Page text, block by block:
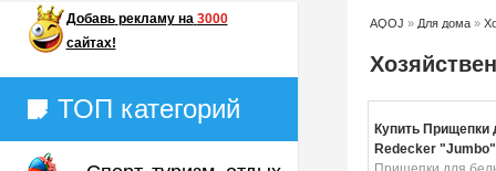
Добавь рекламу на 3000
сайтах!
ТОП категорий
AQOJ » Для дома »
Купить Прищепки
Redecker